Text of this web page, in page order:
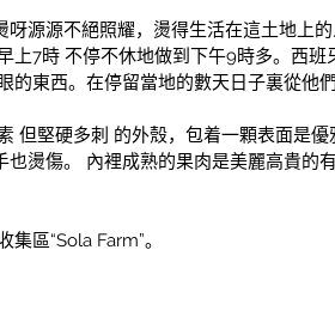
源源不絕照耀，燙得生活在這土地上
上7時 不停不休地做到下午9時多。西
東西。在停留當地的數天日子裏從他
但堅硬多刺 的外殼，包着一顆表面是
也燙傷。 內裡成熟的果肉是美麗高貴
區“Sola Farm”。